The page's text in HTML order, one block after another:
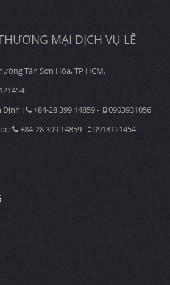
MẠI DỊCH VỤ LÊ
Tân Sơn Hòa, TP HCM.
Định :
+84-28 399 14859 -
0903931056
+84-28 399 14859 -
0918121454